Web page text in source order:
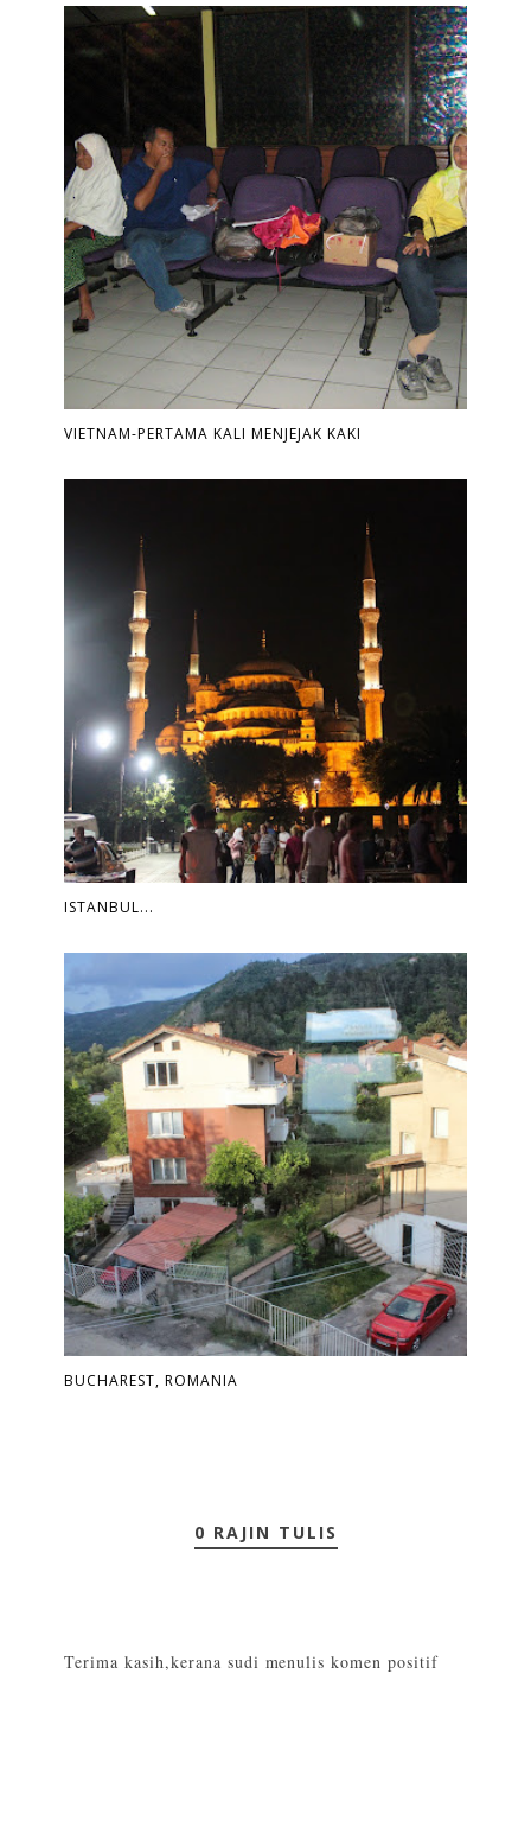
VIETNAM-PERTAMA KALI MENJEJAK KAKI
ISTANBUL...
BUCHAREST, ROMANIA
0 RAJIN TULIS
Terima kasih,kerana sudi menulis komen positif